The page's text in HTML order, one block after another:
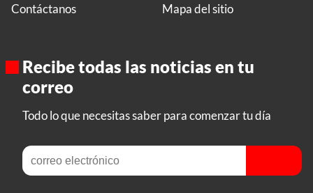
Contáctanos Mapa del sitio
Recibe todas las noticias en tu
correo
Todo lo que necesitas saber para comenzar tu día